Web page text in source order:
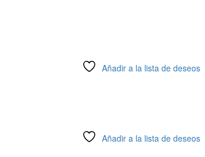
Añadir a la lista de deseos
Añadir a la lista de deseos